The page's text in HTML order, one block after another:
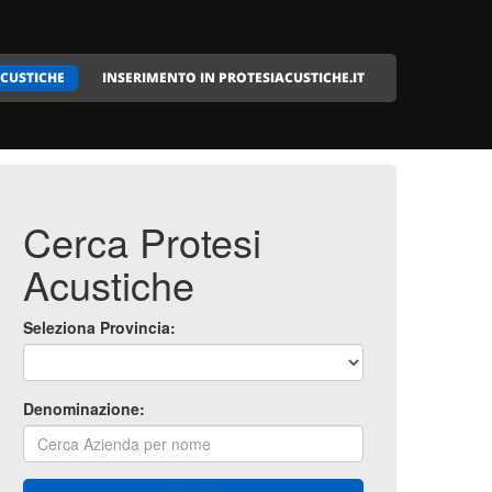
INSERIMENTO IN PROTESIACUSTICHE.IT
Cerca Protesi
Acustiche
Seleziona Provincia:
Denominazione: